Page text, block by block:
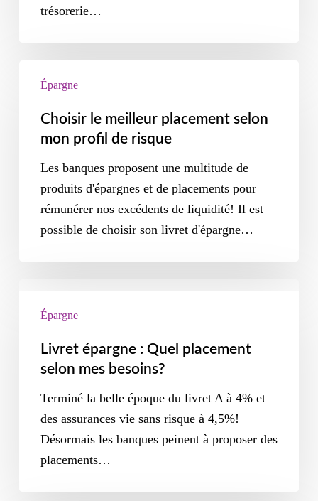
trésorerie…
Épargne
Choisir le meilleur placement selon
mon profil de risque
Les banques proposent une multitude de
produits d'épargnes et de placements pour
rémunérer nos excédents de liquidité! Il est
possible de choisir son livret d'épargne…
Épargne
Livret épargne : Quel placement
selon mes besoins?
Terminé la belle époque du livret A à 4% et
des assurances vie sans risque à 4,5%!
Désormais les banques peinent à proposer des
placements…